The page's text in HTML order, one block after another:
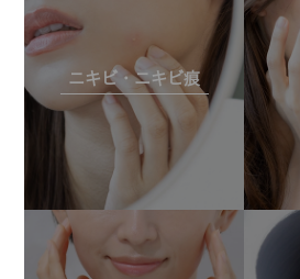
ニキビ・ニキビ痕